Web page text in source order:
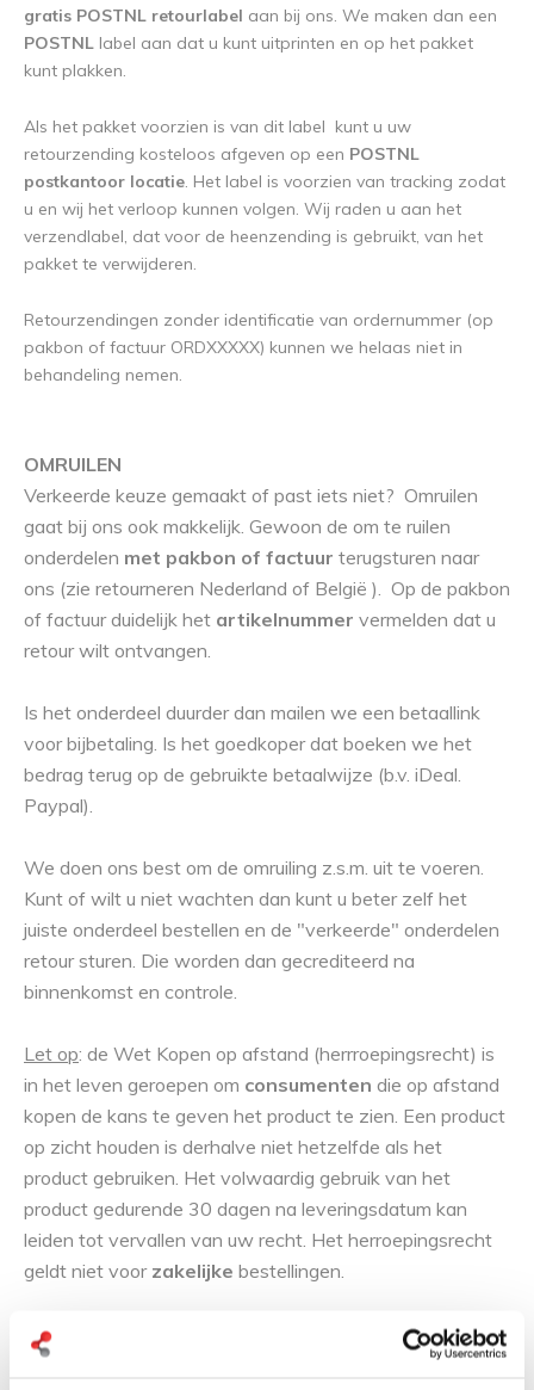
gratis POSTNL retourlabel aan bij ons. We maken dan een
POSTNL label aan dat u kunt uitprinten en op het pakket
kunt plakken.
Als het pakket voorzien is van dit label kunt u uw
retourzending kosteloos afgeven op een POSTNL
postkantoor locatie. Het label is voorzien van tracking zodat
u en wij het verloop kunnen volgen. Wij raden u aan het
verzendlabel, dat voor de heenzending is gebruikt, van het
pakket te verwijderen.
Retourzendingen zonder identificatie van ordernummer (op
pakbon of factuur ORDXXXXX) kunnen we helaas niet in
behandeling nemen.
OMRUILEN
Verkeerde keuze gemaakt of past iets niet? Omruilen
gaat bij ons ook makkelijk. Gewoon de om te ruilen
onderdelen met pakbon of factuur terugsturen naar
ons (zie retourneren Nederland of België ). Op de pakbon
of factuur duidelijk het artikelnummer vermelden dat u
retour wilt ontvangen.
Is het onderdeel duurder dan mailen we een betaallink
voor bijbetaling. Is het goedkoper dat boeken we het
bedrag terug op de gebruikte betaalwijze (b.v. iDeal.
Paypal).
We doen ons best om de omruiling z.s.m. uit te voeren.
Kunt of wilt u niet wachten dan kunt u beter zelf het
juiste onderdeel bestellen en de "verkeerde" onderdelen
retour sturen. Die worden dan gecrediteerd na
binnenkomst en controle.
Let op: de Wet Kopen op afstand (herrroepingsrecht) is
in het leven geroepen om consumenten die op afstand
kopen de kans te geven het product te zien. Een product
op zicht houden is derhalve niet hetzelfde als het
product gebruiken. Het volwaardig gebruik van het
product gedurende 30 dagen na leveringsdatum kan
leiden tot vervallen van uw recht. Het herroepingsrecht
geldt niet voor zakelijke bestellingen.
Artikel 9 – Verplichtingen van de ondernemer bij
herroeping